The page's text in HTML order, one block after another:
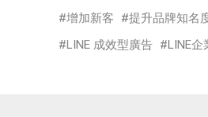
增加新客
提升品牌知名
LINE 成效型廣告
LINE